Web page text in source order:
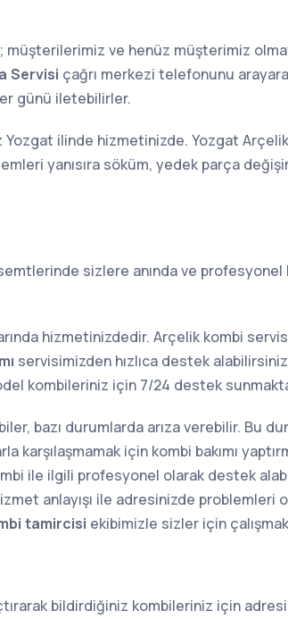
müşterilerimiz ve henüz müşterimiz
Servisi çağrı merkezi telefonunu
günü iletebilirler.
ilinde hizmetinizde. Yozgat
yanısıra söküm, yedek parça
sizlere anında ve
hizmetinizdedir. Arçelik kombi
servisimizden hızlıca destek
kombileriniz için 7/24 destek
bazı durumlarda arıza verebilir. Bu
karşılaşmamak için kombi bakımı
ile ilgili profesyonel olarak destek
anlayışı ile adresinizde problemleri
tamircisi ekibimizle sizler için
bildirdiğiniz kombileriniz için